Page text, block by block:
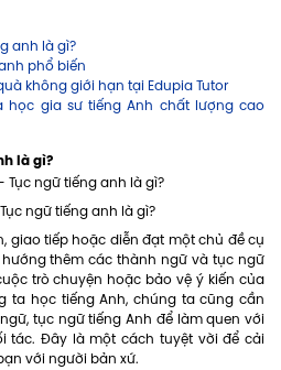
anh là gì?
phổ biến
không giới hạn tại Edupia Tutor
gia sư tiếng Anh chất lượng cao
là gì?
ngữ tiếng anh là gì?
giao tiếp hoặc diễn đạt một chủ đề cụ
thêm các thành ngữ và tục ngữ
trò chuyện hoặc bảo vệ ý kiến ​​của
ta học tiếng Anh, chúng ta cũng cần
tục ngữ tiếng Anh để làm quen với
tác. Đây là một cách tuyệt vời để cải
với người bản xứ.